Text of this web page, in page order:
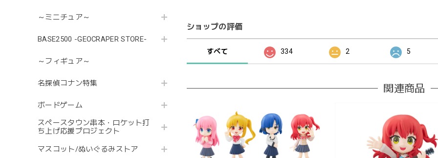
～ミニチュア～
BASE2500 -GEOCRAPER STORE-
～フィギュア～
名探偵コナン特集
ボードゲーム
スペースタウン串本・ロケット打
ち上げ応援プロジェクト
マスコット/ぬいぐるみストア
ショップの評価
すべて 334 2 5
関連商品